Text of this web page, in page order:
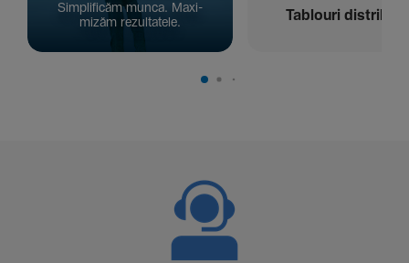
Simpli­ficăm munca. Maxi­
mizăm rezul­ta­tele.
Tablouri